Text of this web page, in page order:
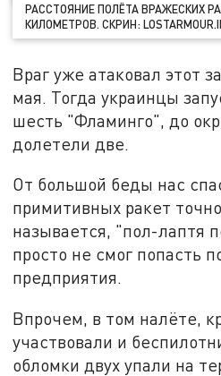
РАССТОЯНИЕ ПОЛЁТА ВРАЖЕСКИХ
КИЛОМЕТРОВ. СКРИН:
Враг уже атаковал этот
мая. Тогда украинцы
шесть "Фламинго", до
долетели две.
От большой беды нас
примитивных ракет
называется, "пол-лаптя
просто не смог попасть
предприятия.
Впрочем, в том налёте,
участвовали и
обломки двух упали на